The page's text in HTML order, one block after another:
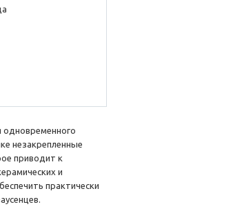
незакрепленные
приводит к
и
практически